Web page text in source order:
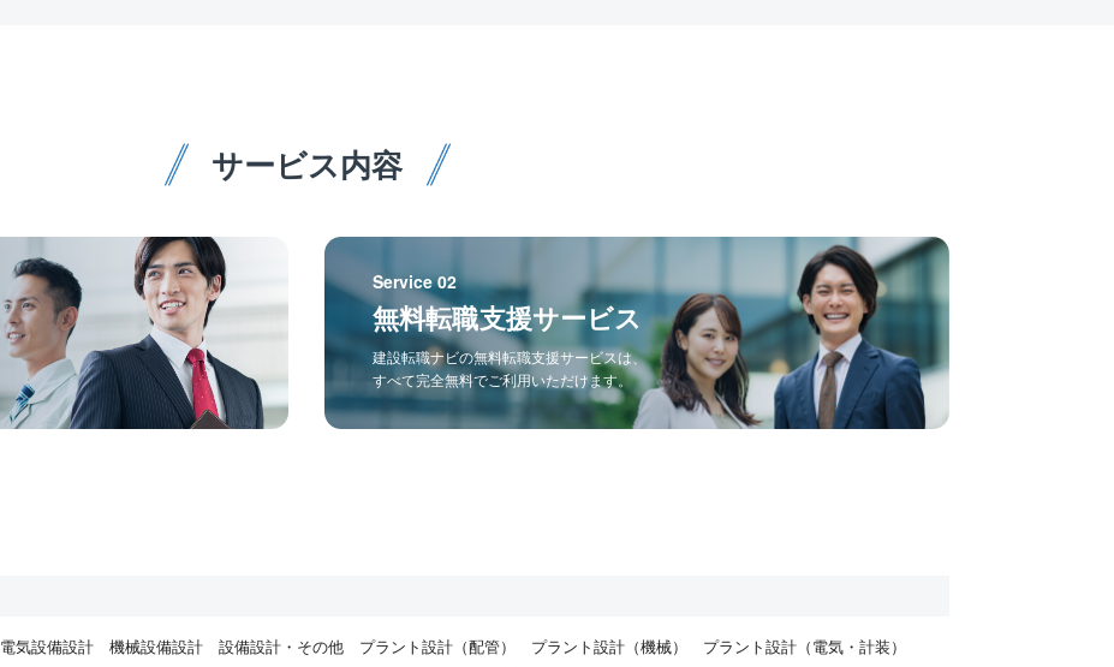
サービス内容
Service 02
無料転職支援サービス
建設転職ナビの無料転職支援サービスは、
すべて完全無料でご利用いただけます。
電気設備設計 機械設備設計 設備設計・その他 プラント設計（配管） プラント設計（機械）
プラント設計（電気・計装）